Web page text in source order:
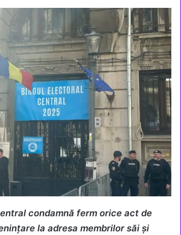
condamnă ferm orice act de
la adresa membrilor săi și